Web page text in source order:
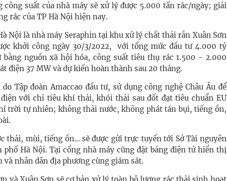
công suất của nhà máy sẽ xử lý được 5.000 tấn rác/ngày; giải
rác của TP Hà Nội hiện nay.
Nội là nhà máy Seraphin tại khu xử lý chất thải rắn Xuân Sơn
khởi công ngày 30/3/2022, với tổng mức đầu tư 4.000 tỷ
bằng nguồn xã hội hóa, công suất tiêu thụ rác 1.500 - 2.000
điện 37 MW và dự kiến hoàn thành sau 20 tháng.
Tập đoàn Amaccao đầu tư, sử dụng công nghệ Châu Âu để
với chỉ tiêu khí thải, khói thải sau đốt đạt tiêu chuẩn EU
trời tự nhiên; không thải nước, không phát tán bụi, tiếng ồn,
thải, mùi, tiếng ồn... sẽ được gửi trực tuyến tới Sở Tài nguyên
Hà Nội. Tại cổng nhà máy cũng đặt bảng điện tử hiển thị
nhân dân địa phương cùng giám sát.